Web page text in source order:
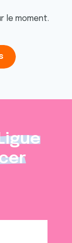
le moment.